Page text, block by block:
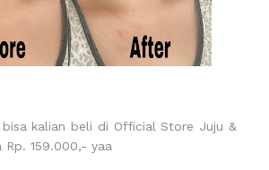
bisa kalian beli di Official Store Juju &
Rp. 159.000,- yaa